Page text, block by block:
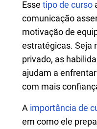
Esse tipo de curso
comunicação
motivação de
estratégicas. Seja
privado, as
ajudam a
com mais
A importância de
em como ele